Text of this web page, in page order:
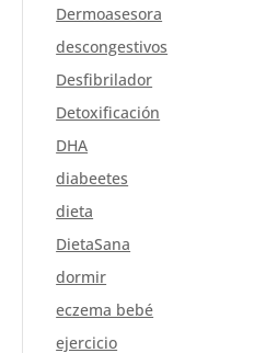
Dermoasesora
descongestivos
Desfibrilador
Detoxificación
DHA
diabeetes
dieta
DietaSana
dormir
eczema bebé
ejercicio